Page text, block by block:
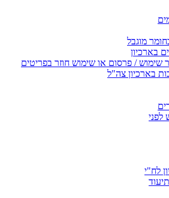
מוגבל
בארכיון
שימוש / פרסום או שימוש חוזר בפריטים
בארכיון צה"ל
לפני
לח"י